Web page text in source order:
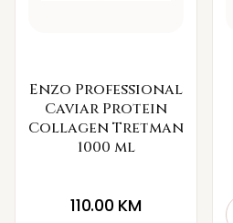
Enzo Professional
Caviar Protein
Collagen Tretman
1000 ml
110.00 KM